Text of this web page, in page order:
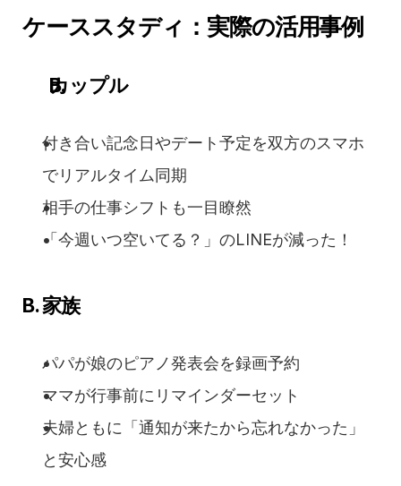
ケーススタディ：実際の活用事例
カップル
付き合い記念日やデート予定を双方のスマホ
でリアルタイム同期
相手の仕事シフトも一目瞭然
「今週いつ空いてる？」のLINEが減った！
B. 家族
パパが娘のピアノ発表会を録画予約
ママが行事前にリマインダーセット
夫婦ともに「通知が来たから忘れなかった」
と安心感